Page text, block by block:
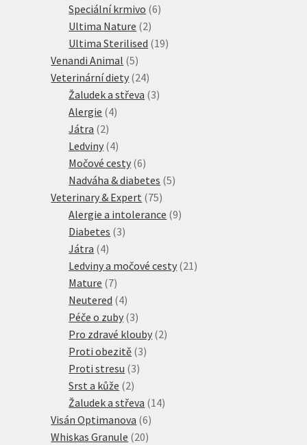
produktů
Speciální krmivo 66
Ultima Nature 22
produkty
Ultima Sterilised 1919
Venandi Animal 55
produktů
Veterinární diety 2424
produktů
Žaludek a střeva 33
Alergie 44
Játra 22
produkty
Ledviny 44
produkty
Močové cesty 66
produktů
Nadváha & diabetes 55
Veterinary & Expert 7575
produktů
Alergie a intolerance 99
Diabetes 33
Játra 44
produkty
Ledviny a močové cesty 21 21
Mature 77
produktů
Neutered 44
produkty
Péče o zuby 33
produkty
Pro zdravé klouby 22
Proti obezitě 33
Proti stresu 33
Srst a kůže 22
produkty
Žaludek a střeva 1414
Visán Optimanova 66
produktů
Whiskas Granule 2020